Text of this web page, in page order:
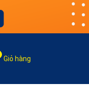
Giỏ hàng